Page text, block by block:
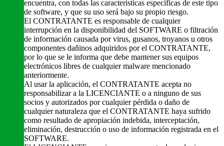
encuentra, con todas las características específicas de este tipo
de software, y que su uso será bajo su propio riesgo.
El CONTRATANTE es responsable de cualquier
interrupción en la disponibilidad del SOFTWARE o filtración
de información causada por virus, gusanos, troyanos u otros
componentes dañinos adquiridos por el CONTRATANTE,
por lo que se le informa que debe mantener sus equipos
electrónicos libres de cualquier malware mencionado
anteriormente.
Al usar la aplicación, el CONTRATANTE acepta no
responsabilizar a la LICENCIANTE o a ninguno de sus
socios y autorizados por cualquier pérdida o daño de
cualquier naturaleza que el CONTRATANTE haya sufrido
como resultado de apropiación indebida, interceptación,
eliminación, destrucción o uso de información registrada en el
SOFTWARE.